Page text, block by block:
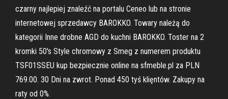
czarny najlepiej znaleźć na portalu Ceneo lub na stronie
internetowej sprzedawcy BAROKKO. Towary należą do
kategorii Inne drobne AGD do kuchni BAROKKO. Toster na 2
kromki 50's Style chromowy z Smeg z numerem produktu
TSF01SSEU kup bezpiecznie online na sfmeble.pl za PLN
769.00. 30 Dni na zwrot. Ponad 450 tyś klięntów. Zakupy na
raty od 0%.